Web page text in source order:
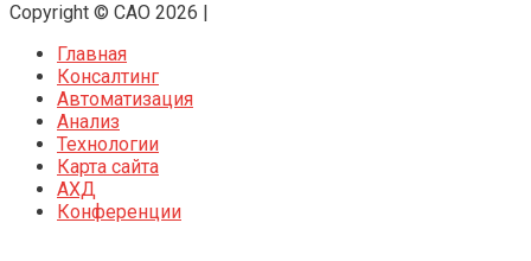
Copyright © CAO 2026
Главная
Консалтинг
Автоматизация
Анализ
Технологии
Карта сайта
АХД
Конференции